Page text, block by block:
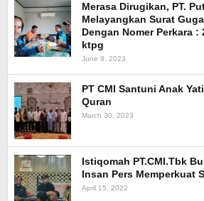
Merasa Dirugikan, PT.
Melayangkan Surat
Dengan Nomer Perkara :
ktpg
June 8, 2023
PT CMI Santuni Anak
Quran
March 30, 2023
Istiqomah PT.CMI.Tbk
Insan Pers Memperkuat
April 15, 2022